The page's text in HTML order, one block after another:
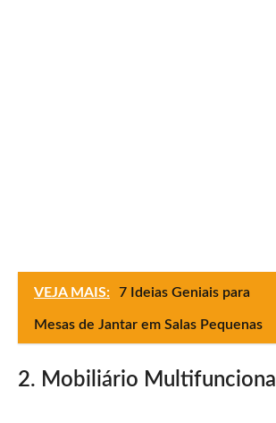
VEJA MAIS: 7 Ideias Geniais para
Mesas de Jantar em Salas Pequenas
2. Mobiliário Multifuncional